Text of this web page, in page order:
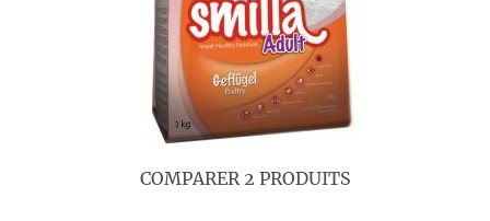
COMPARER 2 PRODUITS